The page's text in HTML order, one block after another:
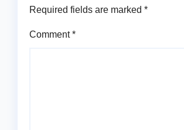
Required fields are marked *
Comment*